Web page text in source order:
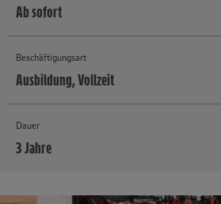
Ab sofort
Beschäftigungsart
Ausbildung, Vollzeit
Dauer
3 Jahre